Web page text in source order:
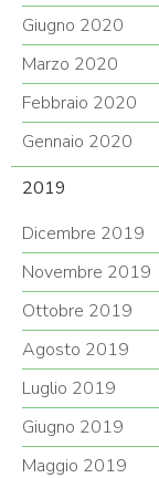
Giugno 2020
Marzo 2020
Febbraio 2020
Gennaio 2020
2019
Dicembre 2019
Novembre 2019
Ottobre 2019
Agosto 2019
Luglio 2019
Giugno 2019
Maggio 2019